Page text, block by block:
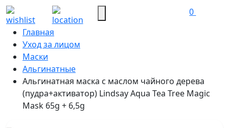
0
Главная
Уход за лицом
Маски
Альгинатные
Альгинатная маска с маслом чайного дерева
(пудра+активатор) Lindsay Aqua Tea Tree Magic
Mask 65g + 6,5g